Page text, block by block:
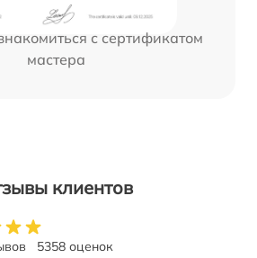
с сертификатом
мастера
клиентов
5358 оценок